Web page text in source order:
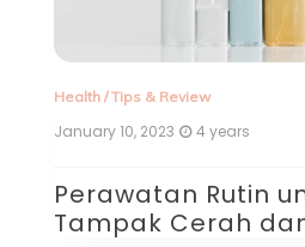
Health/Tips & Review
January 10, 2023 4 years
Perawatan Rutin
Tampak Cerah